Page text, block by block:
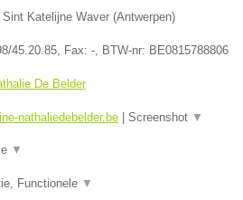
Sint Katelijne Waver (Antwerpen)
45.20.85 , Fax: - , BTW-nr: BE0815788806
De Belder
nathaliedebelder.be | Screenshot ▼
▼
Functionele ▼